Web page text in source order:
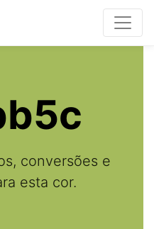
conversões e
esta cor.